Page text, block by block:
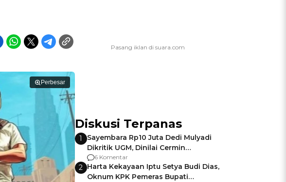
Perbesar
Diskusi Terpanas
1
Sayembara Rp10 Juta Dedi Mulyadi
Dikritik UGM, Dinilai Cermin
Gagalnya Negara Jamin Keamanan
6 Komentar
2 Harta Kekayaan Iptu Setya Budi Dias,
Oknum KPK Pemeras Bupati